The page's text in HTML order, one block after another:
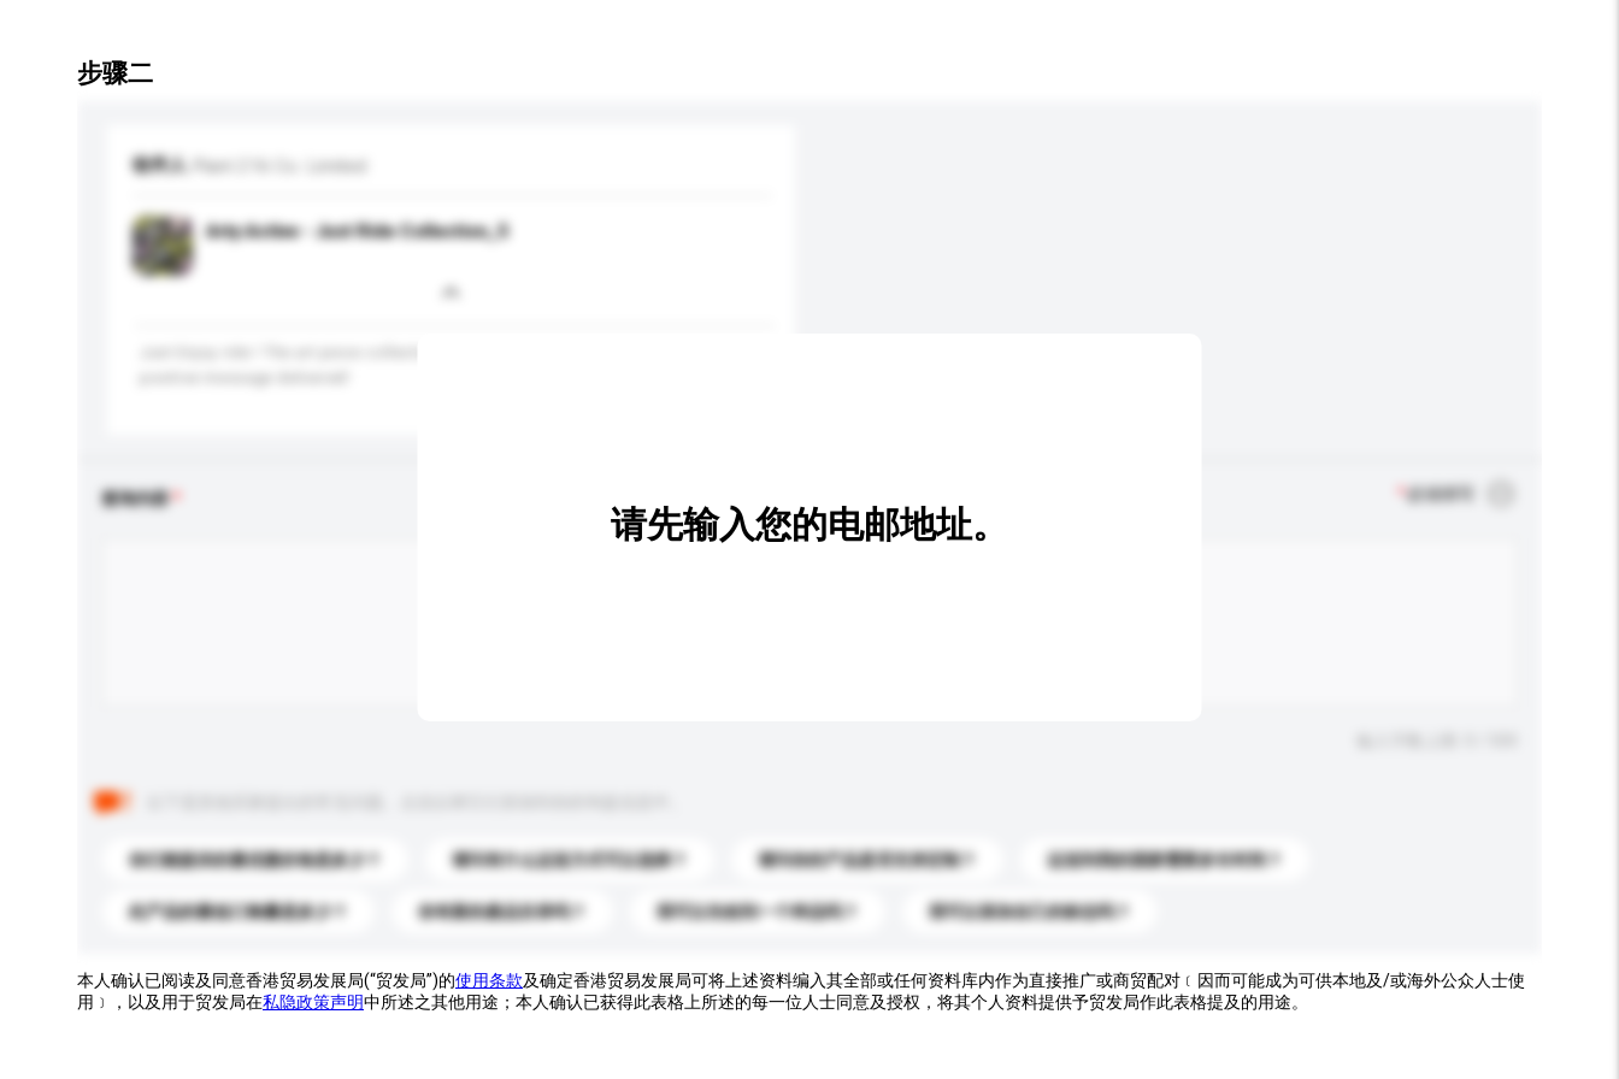
步骤二
收件人 Plant 216 Co. Limited
Arty:Active - Just Ride Collection_5
查询内容 必须填写
你们能提供的最优惠价格是多少？ 请问有什么运送方式可以选择？ 请问你的产品是否支持定制？ 运送到我的国家需要多长时间？
此产品的最低订购量是多少？ 你有新的產品目录吗？ 我可以先收到一个样品吗？ 我可以添加自己的标志吗？
请先输入您的电邮地址。
本人确认已阅读及同意香港贸易发展局(“贸发局”)的使用条款及确定香港贸易发展局可将上述资料编入其全部或任何资料库内作为直接推广或商贸配对﹝因而可能成为可供本地及/或海外公众人士使
用﹞，以及用于贸发局在私隐政策声明中所述之其他用途；本人确认已获得此表格上所述的每一位人士同意及授权，将其个人资料提供予贸发局作此表格提及的用途。